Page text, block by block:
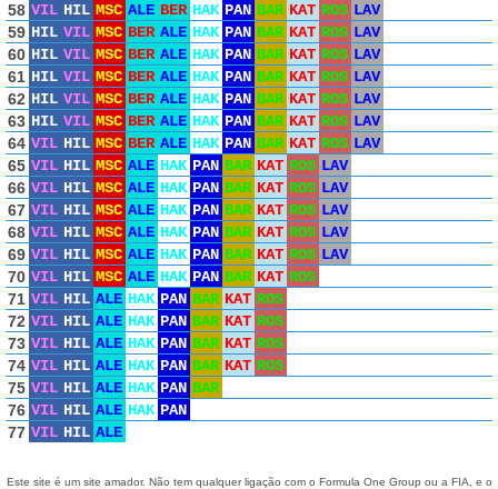
58 VIL HIL MSC ALE BER HAK PAN BAR KAT ROS LAV
59 HIL VIL MSC BER ALE HAK PAN BAR KAT ROS LAV
60 HIL VIL MSC BER ALE HAK PAN BAR KAT ROS LAV
61 HIL VIL MSC BER ALE HAK PAN BAR KAT ROS LAV
62 HIL VIL MSC BER ALE HAK PAN BAR KAT ROS LAV
63 HIL VIL MSC BER ALE HAK PAN BAR KAT ROS LAV
64 VIL HIL MSC BER ALE HAK PAN BAR KAT ROS LAV
65 VIL HIL MSC ALE HAK PAN BAR KAT ROS LAV
66 VIL HIL MSC ALE HAK PAN BAR KAT ROS LAV
67 VIL HIL MSC ALE HAK PAN BAR KAT ROS LAV
68 VIL HIL MSC ALE HAK PAN BAR KAT ROS LAV
69 VIL HIL MSC ALE HAK PAN BAR KAT ROS LAV
70 VIL HIL MSC ALE HAK PAN BAR KAT ROS
71 VIL HIL ALE HAK PAN BAR KAT ROS
72 VIL HIL ALE HAK PAN BAR KAT ROS
73 VIL HIL ALE HAK PAN BAR KAT ROS
74 VIL HIL ALE HAK PAN BAR KAT ROS
75 VIL HIL ALE HAK PAN BAR
76 VIL HIL ALE HAK PAN
77 VIL HIL ALE
Este site é um site amador. Não tem qualquer ligação com o Formula One Group ou a FIA, e o